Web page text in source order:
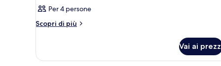
recensioni)
Per 4 persone
Scopri di più
Altri
Vai ai